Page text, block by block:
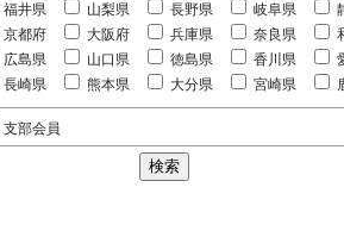
福井県 山梨県 長野県 岐阜県
京都府 大阪府 兵庫県 奈良県
広島県 山口県 徳島県 香川県
長崎県 熊本県 大分県 宮崎県
支部会員